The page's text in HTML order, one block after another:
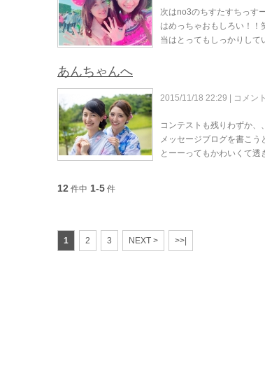
次はno3のちすたすちっす
はめっちゃおもしろい！
当はとってもしっかりし
あんちゃんへ
2015/11/18 22:29 | コメント
コンテストも残りわずか
メッセージブログを書こ
とーーってもかわいくて
12 件中 1-5 件
1 2 3 NEXT > >>|